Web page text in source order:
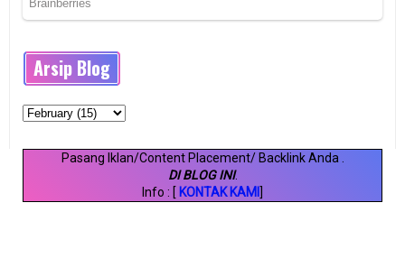
Arsip Blog
Pasang Iklan/Content Placement/ Backlink Anda
DI BLOG INI.
Info : [ KONTAK KAMI ]